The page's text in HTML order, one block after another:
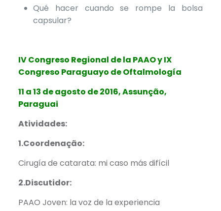
Qué hacer cuando se rompe la bolsa
capsular?
IV Congreso Regional de la PAAO y IX
Congreso Paraguayo de Oftalmología
11 a 13 de agosto de 2016, Assunção,
Paraguai
Atividades:
1.Coordenação:
Cirugía de catarata: mi caso más difícil
2.Discutidor:
PAAO Joven: la voz de la experiencia